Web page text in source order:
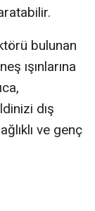
bulunan
ışınlarına
dış
ve genç